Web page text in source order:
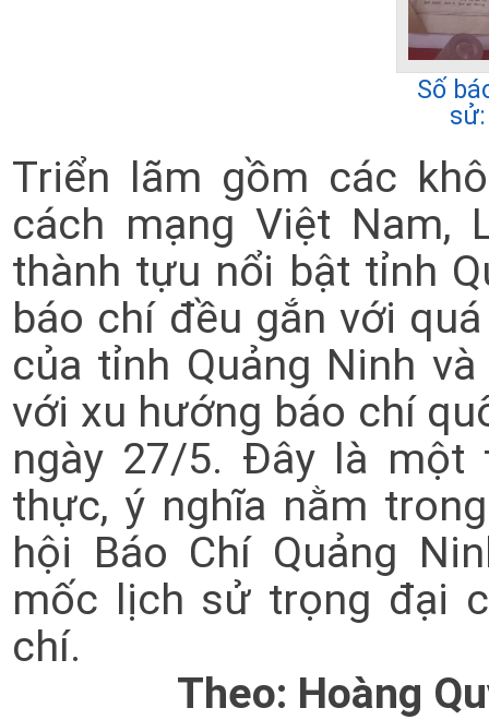
Số
Triển lãm gồm các
cách mạng Việt Nam,
thành tựu nổi bật tỉnh
báo chí đều gắn với
của tỉnh Quảng Ninh
với xu hướng báo chí
ngày 27/5. Đây là một
thực, ý nghĩa nằm
hội Báo Chí Quảng
mốc lịch sử trọng đại
chí.
Theo: Hoàng